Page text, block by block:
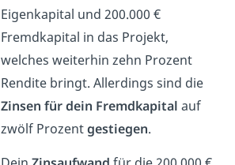
Eigenkapital und 200.000 €
Fremdkapital in das Projekt,
welches weiterhin zehn Prozent
Rendite bringt. Allerdings sind die
Zinsen für dein Fremdkapital auf
zwölf Prozentgestiegen.